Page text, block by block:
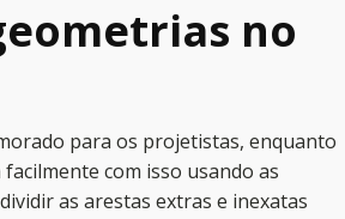
no
para os projetistas, enquanto
com isso usando as
as arestas extras e inexatas